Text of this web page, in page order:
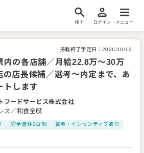
探す ログイン メニュー
掲載終了予定日： 2026/10/12
内の各店舗／月給22.8万～30万
の店長候補／選考～内定まで、あ
トします
フードサービス株式会社
ス／和食全般
完全週休2日制
賞与・インセンティブあり